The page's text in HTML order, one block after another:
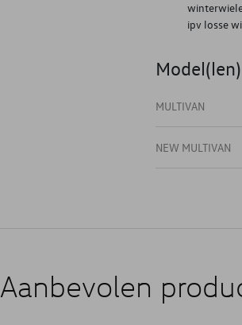
ipv losse
Model(len)
MULTIVAN
NEW MULTIVAN
Aanbevolen